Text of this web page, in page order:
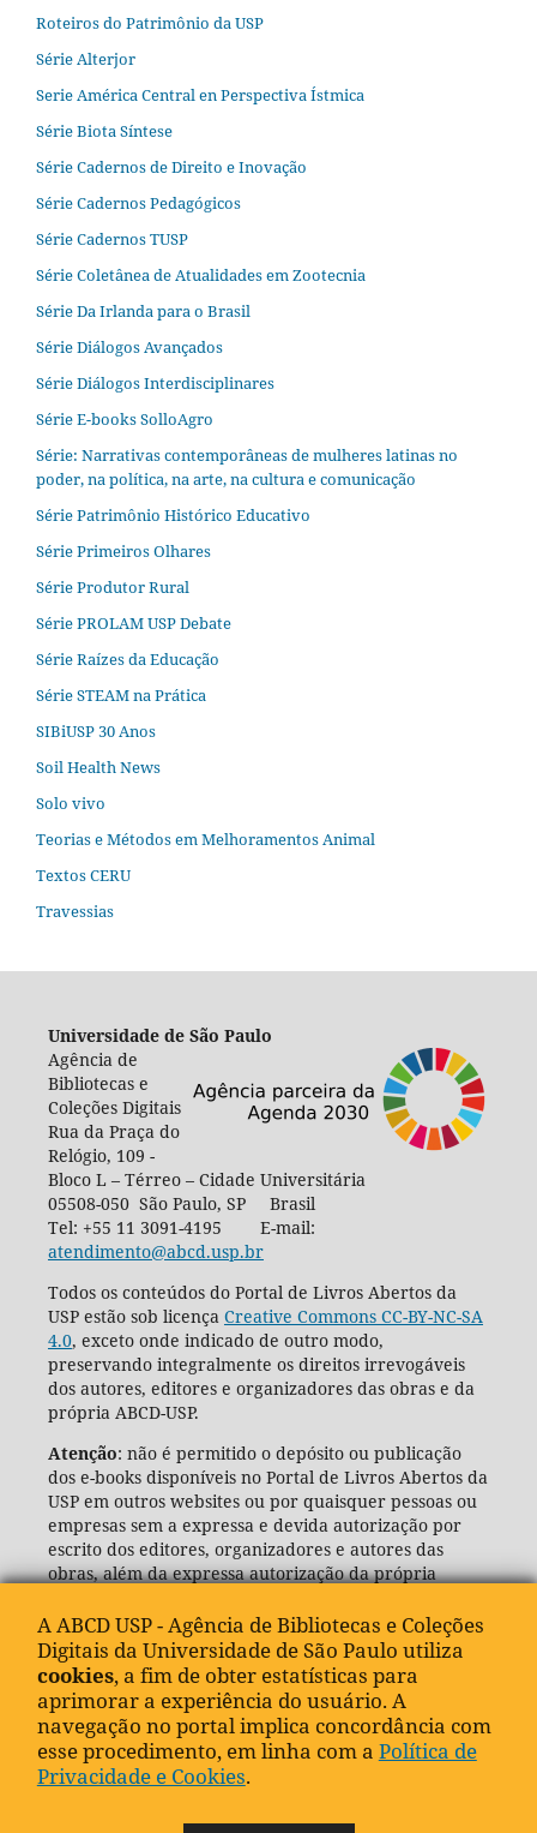
Roteiros do Patrimônio da USP
Série Alterjor
Serie América Central en Perspectiva Ístmica
Série Biota Síntese
Série Cadernos de Direito e Inovação
Série Cadernos Pedagógicos
Série Cadernos TUSP
Série Coletânea de Atualidades em Zootecnia
Série Da Irlanda para o Brasil
Série Diálogos Avançados
Série Diálogos Interdisciplinares
Série E-books SolloAgro
Série: Narrativas contemporâneas de mulheres latinas no
poder, na política, na arte, na cultura e comunicação
Série Patrimônio Histórico Educativo
Série Primeiros Olhares
Série Produtor Rural
Série PROLAM USP Debate
Série Raízes da Educação
Série STEAM na Prática
SIBiUSP 30 Anos
Soil Health News
Solo vivo
Teorias e Métodos em Melhoramentos Animal
Textos CERU
Travessias
Universidade de São Paulo
Agência de
Bibliotecas e
Coleções Digitais
Rua da Praça do
Relógio, 109 -
Bloco L – Térreo – Cidade Universitária
05508-050 São Paulo, SP Brasil
Tel: +55 11 3091-4195 E-mail:
atendimento@abcd.usp.br
Todos os conteúdos do Portal de Livros Abertos da
USP estão sob licença Creative Commons CC-BY-NC-SA
4.0, exceto onde indicado de outro modo,
preservando integralmente os direitos irrevogáveis
dos autores, editores e organizadores das obras e da
própria ABCD-USP.
Atenção: não é permitido o depósito ou publicação
dos e-books disponíveis no Portal de Livros Abertos da
USP em outros websites ou por quaisquer pessoas ou
empresas sem a expressa e devida autorização por
escrito dos editores, organizadores e autores das
obras, além da expressa autorização da própria
(ABCD-USP).
A ABCD USP - Agência de Bibliotecas e Coleções
Digitais da Universidade de São Paulo utiliza
cookies, a fim de obter estatísticas para
aprimorar a experiência do usuário. A
navegação no portal implica concordância com
esse procedimento, em linha com a Política de
Privacidade e Cookies.